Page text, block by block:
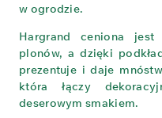
w ogrodzie.
Hargrand ceniona
plonów, a dzięki
prezentuje i daje
która łączy
deserowym smakiem.